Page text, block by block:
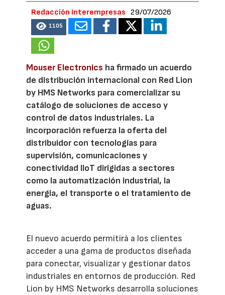
Redacción Interempresas 29/07/2026
1105
Mouser Electronics ha firmado un acuerdo
de distribución internacional con Red Lion
by HMS Networks para comercializar su
catálogo de soluciones de acceso y
control de datos industriales. La
incorporación refuerza la oferta del
distribuidor con tecnologías para
supervisión, comunicaciones y
conectividad IIoT dirigidas a sectores
como la automatización industrial, la
energía, el transporte o el tratamiento de
aguas.
El nuevo acuerdo permitirá a los clientes
acceder a una gama de productos diseñada
para conectar, visualizar y gestionar datos
industriales en entornos de producción. Red
Lion by HMS Networks desarrolla soluciones